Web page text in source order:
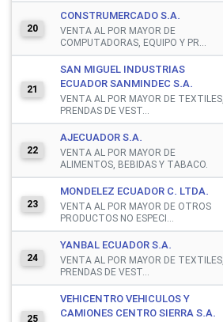
20
CONSTRUMERCADO S.A.
VENTA AL POR MAYOR DE
COMPUTADORAS, EQUIPO Y PR...
21
SAN MIGUEL INDUSTRIAS
ECUADOR SANMINDEC S.A.
VENTA AL POR MAYOR DE TEXTILES,
PRENDAS DE VEST...
22
AJECUADOR S.A.
VENTA AL POR MAYOR DE
ALIMENTOS, BEBIDAS Y TABACO.
23
MONDELEZ ECUADOR C. LTDA.
VENTA AL POR MAYOR DE OTROS
PRODUCTOS NO ESPECI...
24
YANBAL ECUADOR S.A.
VENTA AL POR MAYOR DE TEXTILES,
PRENDAS DE VEST...
25
VEHICENTRO VEHICULOS Y
CAMIONES CENTRO SIERRA S.A.